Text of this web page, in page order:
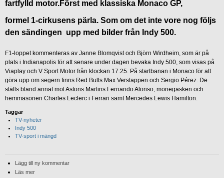
fartfylld motor.Först med klassiska Monaco GP,
formel 1-cirkusens pärla. Som om det inte vore nog följs
den sändingen upp med bilder från Indy 500.
F1-loppet kommenteras av Janne Blomqvist och Björn Wirdheim, som är på
plats i Indianapolis för att senare under dagen bevaka Indy 500, som visas på
Viaplay och V Sport Motor från klockan 17.25. På startbanan i Monaco för att
göra upp om segern finns Red Bulls Max Verstappen och Sergio Pérez. De
ställs bland annat mot Astons Martins Fernando Alonso, monegasken och
hemmasonen Charles Leclerc i Ferrari samt Mercedes Lewis Hamilton.
Taggar
TV-nyheter
Indy 500
TV-sport i mängd
Lägg till ny kommentar
Läs mer